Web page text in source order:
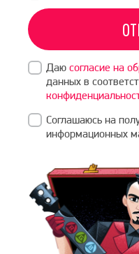
Даю согласие на
данных в
Соглашаюсь на
информационных